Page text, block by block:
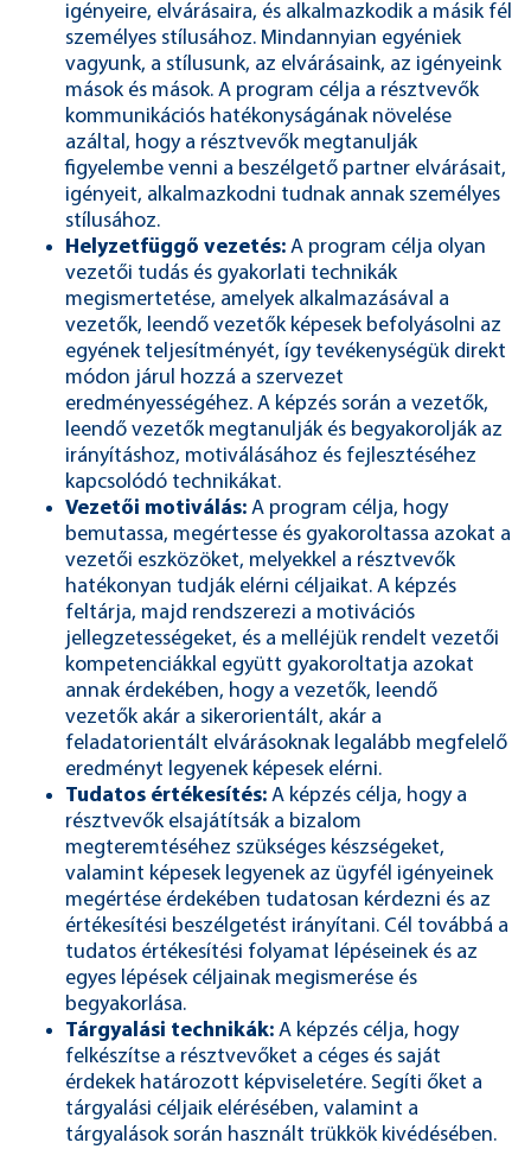
igényeire, elvárásaira, és alkalmazkodik a másik fél
személyes stílusához. Mindannyian egyéniek
vagyunk, a stílusunk, az elvárásaink, az igényeink
mások és mások. A program célja a résztvevők
kommunikációs hatékonyságának növelése
azáltal, hogy a résztvevők megtanulják
figyelembe venni a beszélgető partner elvárásait,
igényeit, alkalmazkodni tudnak annak személyes
stílusához.
Helyzetfüggő vezetés: A program célja olyan
vezetői tudás és gyakorlati technikák
megismertetése, amelyek alkalmazásával a
vezetők, leendő vezetők képesek befolyásolni az
egyének teljesítményét, így tevékenységük direkt
módon járul hozzá a szervezet
eredményességéhez. A képzés során a vezetők,
leendő vezetők megtanulják és begyakorolják az
irányításhoz, motiválásához és fejlesztéséhez
kapcsolódó technikákat.
Vezetői motiválás: A program célja, hogy
bemutassa, megértesse és gyakoroltassa azokat a
vezetői eszközöket, melyekkel a résztvevők
hatékonyan tudják elérni céljaikat. A képzés
feltárja, majd rendszerezi a motivációs
jellegzetességeket, és a melléjük rendelt vezetői
kompetenciákkal együtt gyakoroltatja azokat
annak érdekében, hogy a vezetők, leendő
vezetők akár a sikerorientált, akár a
feladatorientált elvárásoknak legalább megfelelő
eredményt legyenek képesek elérni.
Tudatos értékesítés: A képzés célja, hogy a
résztvevők elsajátítsák a bizalom
megteremtéséhez szükséges készségeket,
valamint képesek legyenek az ügyfél igényeinek
megértése érdekében tudatosan kérdezni és az
értékesítési beszélgetést irányítani. Cél továbbá a
tudatos értékesítési folyamat lépéseinek és az
egyes lépések céljainak megismerése és
begyakorlása.
Tárgyalási technikák: A képzés célja, hogy
felkészítse a résztvevőket a céges és saját
érdekek határozott képviseletére. Segíti őket a
tárgyalási céljaik elérésében, valamint a
tárgyalások során használt trükkök kivédésében.